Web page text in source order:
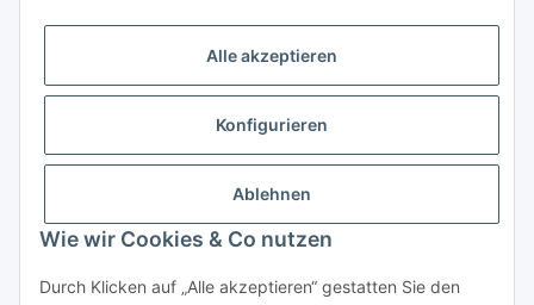
Alle akzeptieren
Konfigurieren
Ablehnen
Wie wir Cookies & Co nutzen
Durch Klicken auf „Alle akzeptieren“ gestatten Sie den
Gewerkenstraße 34 | 45881 Gelsenkirchen
Mo.-Fr.: 09:00 - 18:30 Uhr Samstag: 09:00 - 16:00 Uhr
Zahlungsarten